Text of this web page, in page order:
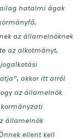
hatalmi ágak
az államelnöknek
az alkotmányt,
akkor itt arról
az államelnök
államelnök
ellent kell